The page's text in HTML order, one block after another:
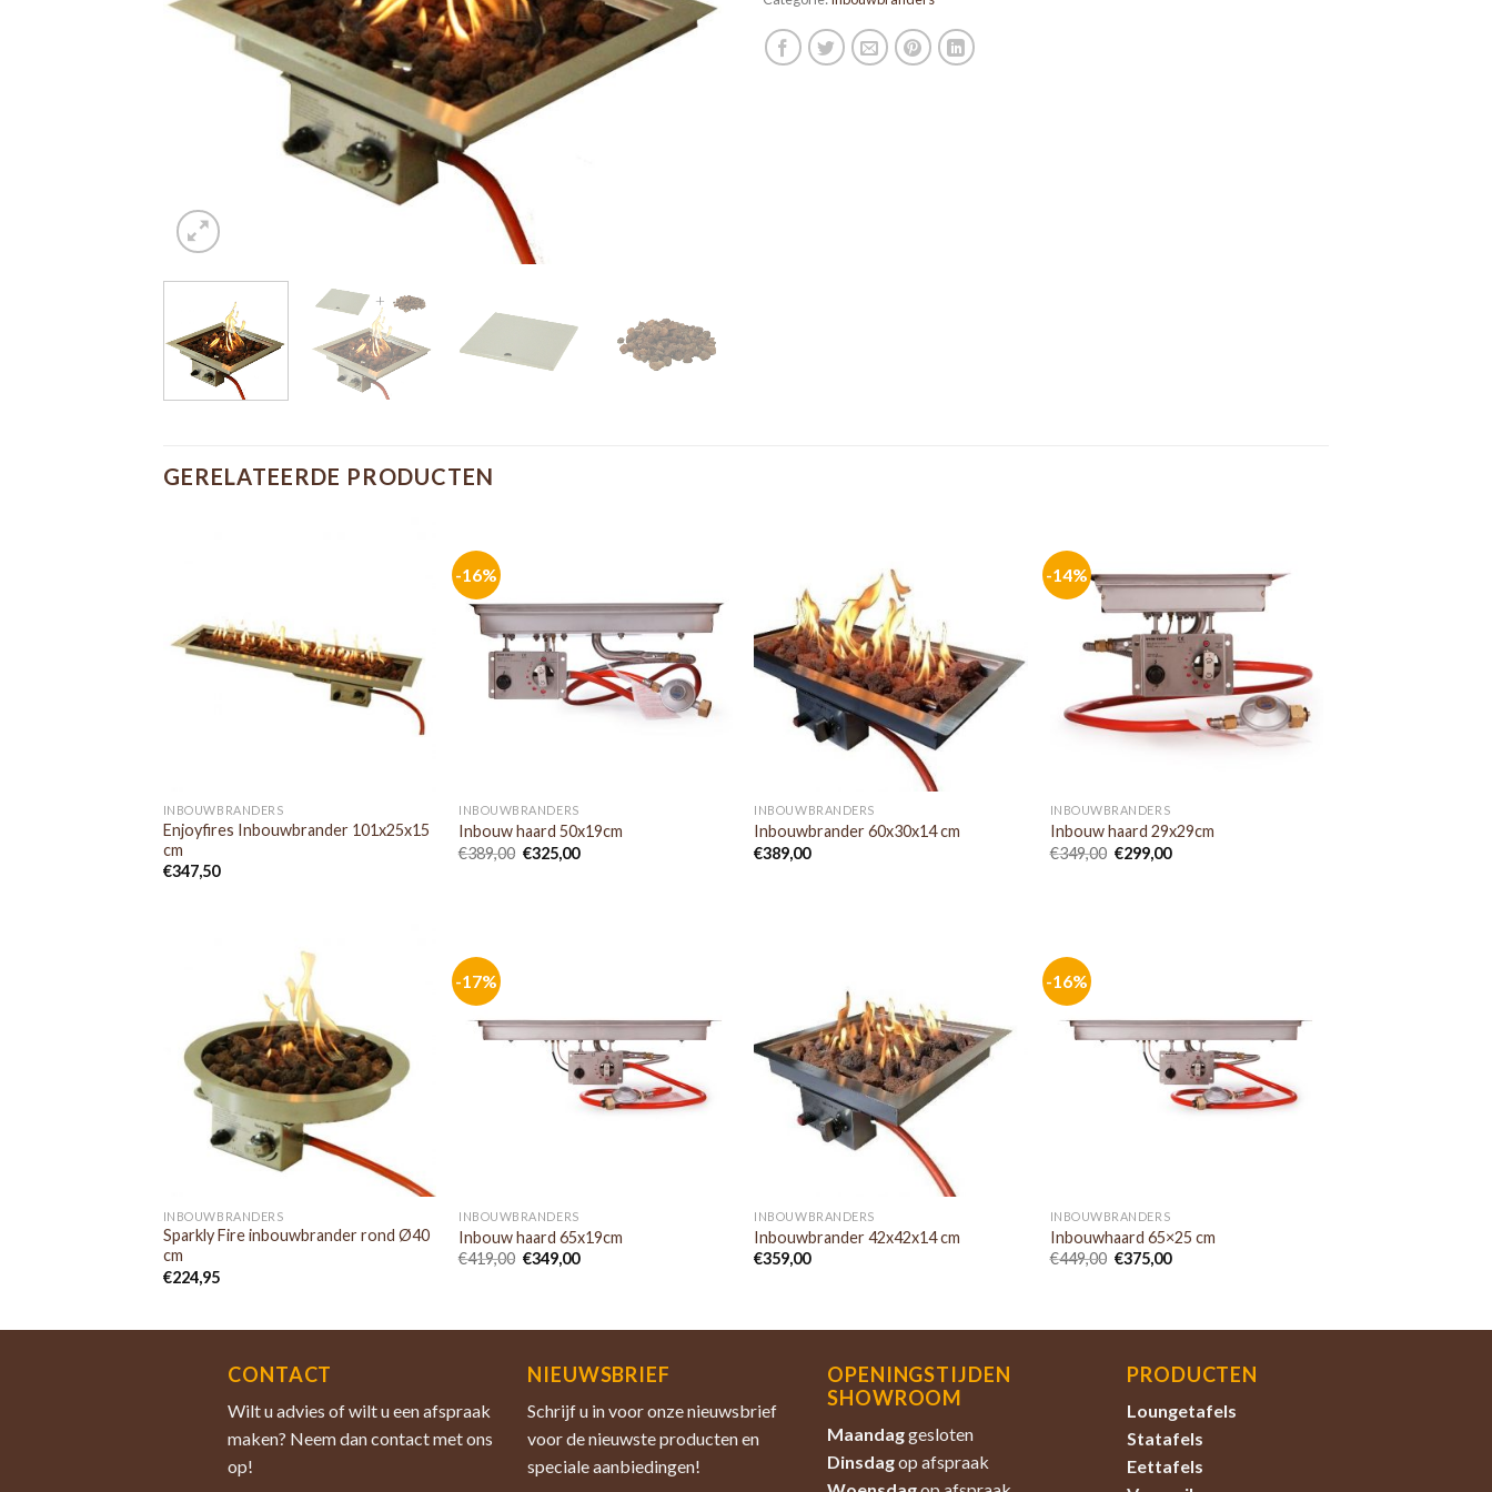
GERELATEERDE PRODUCTEN
INBOUWBRANDERS
Enjoyfires Inbouwbrander 101x25x15
cm
€347,50
-16%
INBOUWBRANDERS
Inbouw haard 50x19cm
€389,00 €325,00
INBOUWBRANDERS
Inbouwbrander 60x30x14 cm
€389,00
-14%
INBOUWBRANDERS
Inbouw haard 29x29cm
€349,00 €299,00
INBOUWBRANDERS
Sparkly Fire inbouwbrander rond Ø40
cm
€224,95
-17%
INBOUWBRANDERS
Inbouw haard 65x19cm
€419,00 €349,00
INBOUWBRANDERS
Inbouwbrander 42x42x14 cm
€359,00
-16%
INBOUWBRANDERS
Inbouwhaard 65×25 cm
€449,00 €375,00
CONTACT
Wilt u advies of wilt u een afspraak
maken? Neem dan contact met ons
op!
NIEUWSBRIEF
Schrijf u in voor onze nieuwsbrief
voor de nieuwste producten en
speciale aanbiedingen!
OPENINGSTIJDEN
SHOWROOM
Maandaggesloten
Dinsdagop afspraak
PRODUCTEN
Loungetafels
Statafels
Eettafels